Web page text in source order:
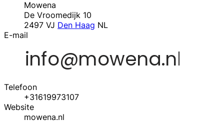
Mowena
De Vroomedijk 10
2497 VJ Den Haag NL
E-mail
Telefoon
+31619973107
Website
mowena.nl